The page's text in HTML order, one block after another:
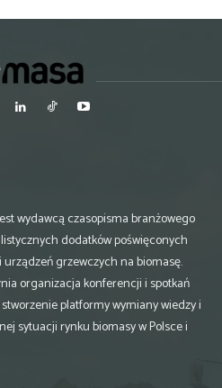
wydawcą czasopisma branżowego
dodatków poświęconych
grzewczych na biomasę.
organizacja konferencji i spotkań
platformy wymiany wiedzy i
sytuacji rynku biomasy w Polsce i